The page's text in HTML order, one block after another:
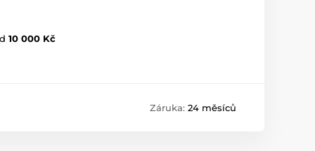
10 000 Kč
Záruka: 24 měsíců